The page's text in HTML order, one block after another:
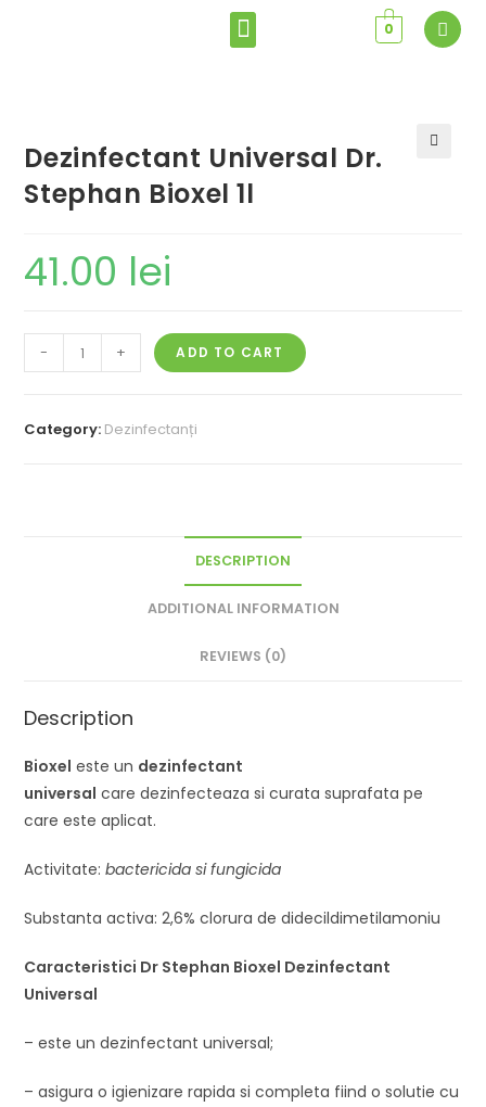
0
Dezinfectant Universal Dr.
Stephan Bioxel 1l
41.00 lei
- + ADD TO CART
Category: Dezinfectanți
DESCRIPTION
ADDITIONAL INFORMATION
REVIEWS (0)
Description
Bioxel este un dezinfectant
universal care dezinfecteaza si curata suprafata pe
care este aplicat.
Activitate:bactericida si fungicida
Substanta activa:2,6% clorura de didecildimetilamoniu
Caracteristici Dr Stephan Bioxel Dezinfectant
Universal
– este un dezinfectant universal;
– asigura o igienizare rapida si completa fiind o solutie cu